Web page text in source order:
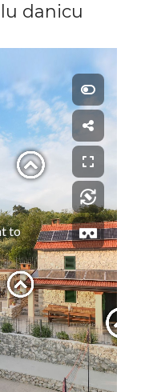
danicu